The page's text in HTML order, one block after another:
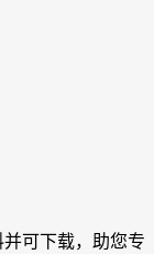
可下载，助您专